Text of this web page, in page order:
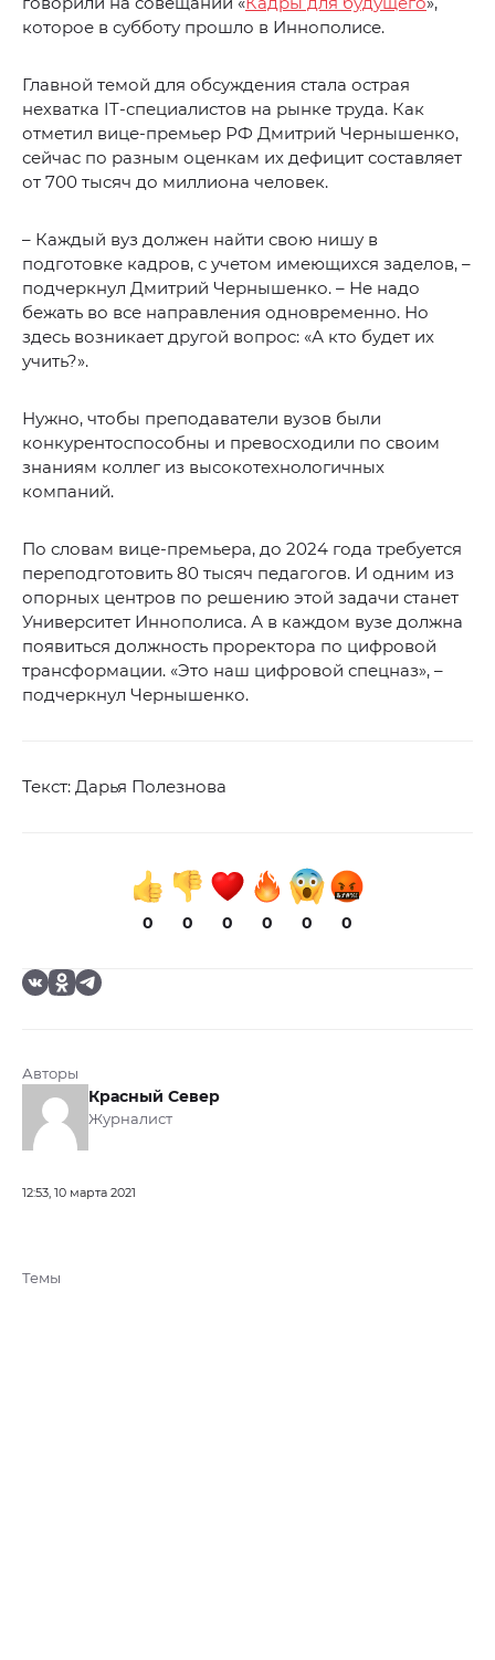
которое в субботу прошло в Иннополисе.
Главной темой для обсуждения стала острая
нехватка IT-специалистов на рынке труда. Как
отметил вице-премьер РФ Дмитрий Чернышенко,
сейчас по разным оценкам их дефицит составляет
от 700 тысяч до миллиона человек.
– Каждый вуз должен найти свою нишу в
подготовке кадров, с учетом имеющихся заделов, –
подчеркнул Дмитрий Чернышенко. – Не надо
бежать во все направления одновременно. Но
здесь возникает другой вопрос: «А кто будет их
учить?».
Нужно, чтобы преподаватели вузов были
конкурентоспособны и превосходили по своим
знаниям коллег из высокотехнологичных
компаний.
По словам вице-премьера, до 2024 года требуется
переподготовить 80 тысяч педагогов. И одним из
опорных центров по решению этой задачи станет
Университет Иннополиса. А в каждом вузе должна
появиться должность проректора по цифровой
трансформации. «Это наш цифровой спецназ», –
подчеркнул Чернышенко.
Текст: Дарья Полезнова
0 0 0 0 0 0
Авторы
Красный Север
Журналист
12:53, 10 марта 2021
Темы